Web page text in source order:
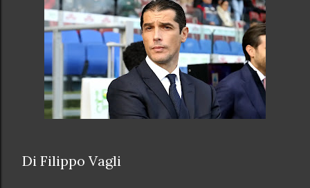
Di Filippo Vagli